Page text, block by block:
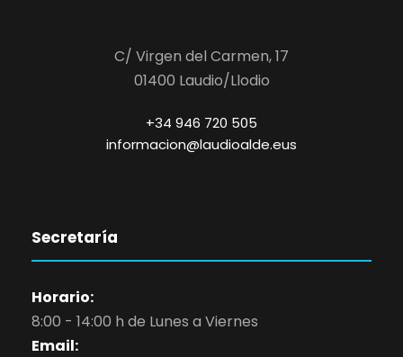
C/ Virgen del Carmen, 17
01400 Laudio/Llodio
+34 946 720 505
informacion@laudioalde.eus
Secretaría
Horario:
8:00 - 14:00 h de Lunes a Viernes
Email: